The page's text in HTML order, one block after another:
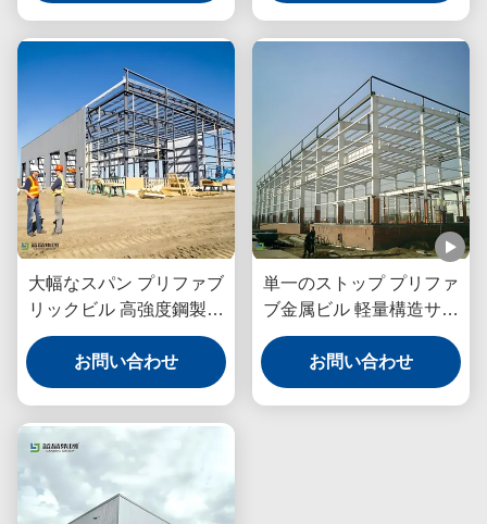
大幅なスパン プリファブ
リックビル 高強度鋼製モ
ジュール構造
お問い合わせ
単一のストップ プリファ
ブ金属ビル 軽量構造サン
ドイッチパネル
お問い合わせ